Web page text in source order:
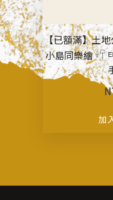
【已額滿】土
小島同樂繪 𓍊𓋼
加